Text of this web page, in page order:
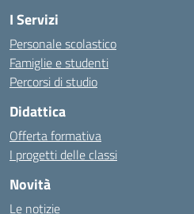
I Servizi
Personale scolastico
Famiglie e studenti
Percorsi di studio
Didattica
Offerta formativa
I progetti delle classi
Novità
Le notizie